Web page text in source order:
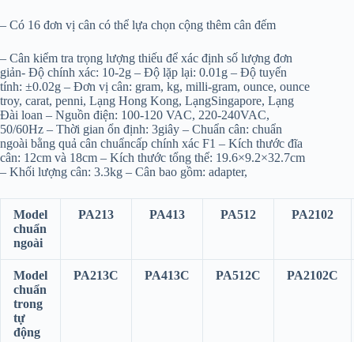
– Có 16 đơn vị cân có thể lựa chọn cộng thêm cân đếm
– Cân kiểm tra trọng lượng thiếu để xác định số lượng đơn
giản- Độ chính xác: 10-2g – Độ lặp lại: 0.01g – Độ tuyến
tính: ±0.02g – Đơn vị cân: gram, kg, milli-gram, ounce, ounce
troy, carat, penni, Lạng Hong Kong, LạngSingapore, Lạng
Đài loan – Nguồn điện: 100-120 VAC, 220-240VAC,
50/60Hz – Thời gian ổn định: 3giây – Chuẩn cân: chuẩn
ngoài bằng quả cân chuẩncấp chính xác F1 – Kích thước đĩa
cân: 12cm và 18cm – Kích thước tổng thể: 19.6×9.2×32.7cm
– Khối lượng cân: 3.3kg – Cân bao gồm: adapter,
Model
chuẩn
ngoài
PA213 PA413 PA512 PA2102
Model
chuẩn
trong
tự
động
PA213C PA413C PA512C PA2102C